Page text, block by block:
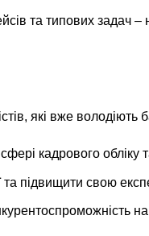
та типових задач
які вже
кадрового обліку
та підвищити свою
на